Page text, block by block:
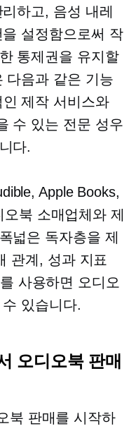
하고, 음성 내레
설정함으로써 작
통제권을 유지할
다음과 같은 기능
제작 서비스와
수 있는 전문 성우
다.
Apple Books,
북 소매업체와 제
넓은 독자층을 제
관계, 성과 지표
사용하면 오디오
있습니다.
오디오북 판매
북 판매를 시작하